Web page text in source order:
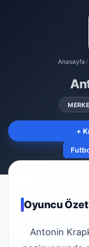
Anasayfa /
+
Oyuncu
Antonin